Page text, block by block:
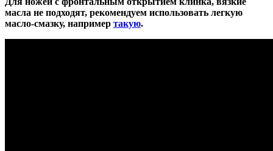
масла не подходят, рекомендуем использовать легкую
масло-смазку, например такую.